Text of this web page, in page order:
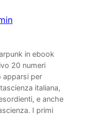
in ebook
20 numeri
apparsi per
italiana,
e anche
I primi